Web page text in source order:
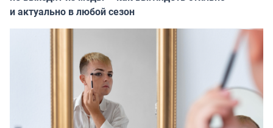
и актуально в любой сезон